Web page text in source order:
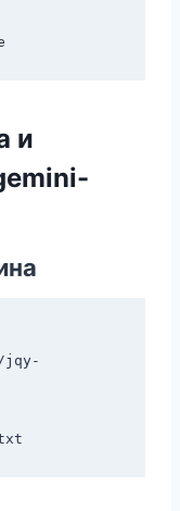
и
jqy-